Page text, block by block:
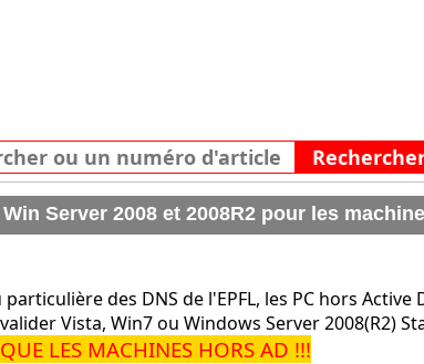
Server 2008 et 2008R2 pour les
des DNS de l'EPFL, les PC hors
Vista, Win7 ou Windows Server 2008(R2)
LES MACHINES HORS AD !!!